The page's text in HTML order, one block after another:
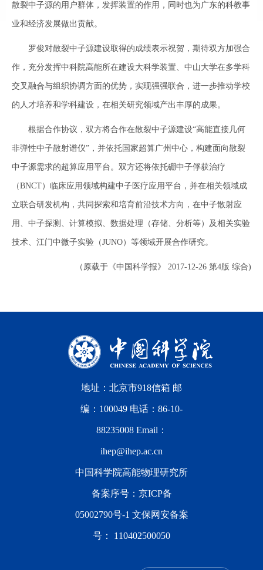
散裂中子源的用户群体，发挥装置的作用，同时也为广东的科教事
业和经济发展做出贡献。
罗俊对散裂中子源建设取得的成绩表示祝贺，期待双方加强合
作，充分发挥中科院高能所在建设大科学装置、中山大学在多学科
交叉融合与组织协调方面的优势，实现强强联合，进一步推动学校
的人才培养和学科建设，在相关研究领域产出丰厚的成果。
根据合作协议，双方将合作在散裂中子源建设“高能直接几何
非弹性中子散射谱仪”，并依托国家超算广州中心，构建面向散裂
中子源需求的超算应用平台。双方还将依托硼中子俘获治疗
（BNCT）临床应用领域构建中子医疗应用平台，并在相关领域成
立联合研发机构，共同探索和培育前沿技术方向，在中子散射应
用、中子探测、计算模拟、数据处理（存储、分析等）及相关实验
技术、江门中微子实验（JUNO）等领域开展合作研究。
（原载于《中国科学报》 2017-12-26 第4版 综合)
地址：北京市918信箱 邮
编：100049 电话：86-10-
88235008 Email：
ihep@ihep.ac.cn
中国科学院高能物理研究所
备案序号： 京ICP备
05002790号-1 文保网安备案
号： 110402500050